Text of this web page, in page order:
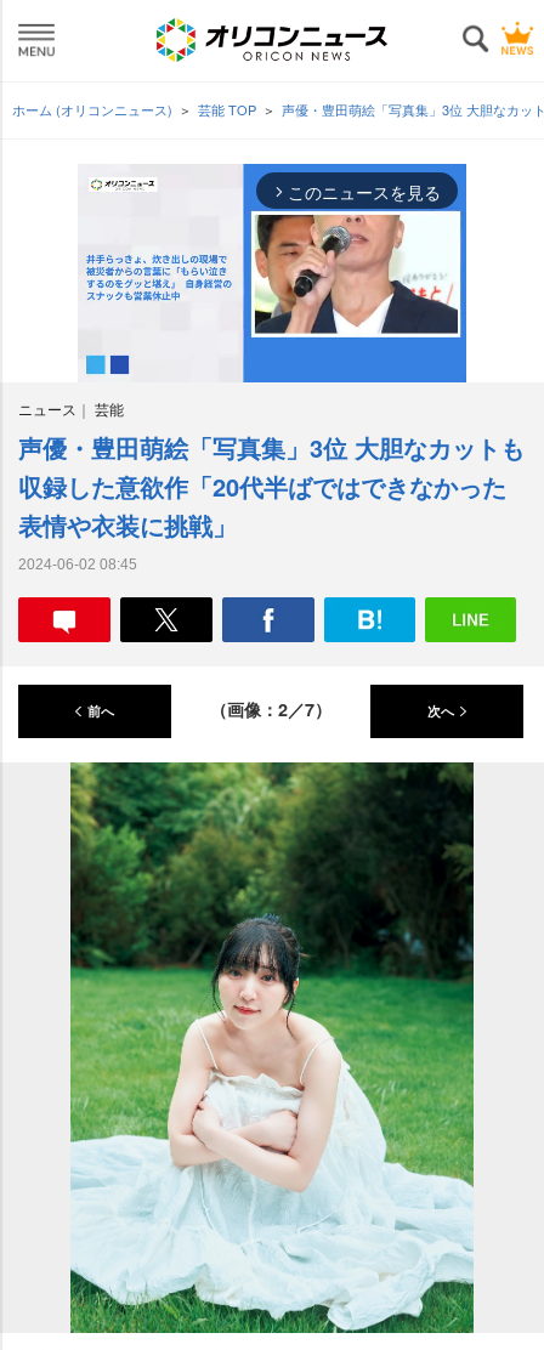
ホーム (オリコンニュース) 芸能 TOP 声優・豊田萌絵「写真集」3位 大胆なカッ
arrow_forward_ios このニュースを見る
M
ニュース 芸能
声優・豊田萌絵「写真集」3位 大胆なカットも
収録した意欲作「20代半ばではできなかった
表情や衣装に挑戦」
2024-06-02 08:45
前へ （画像：2／7） 次へ